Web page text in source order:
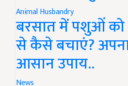
Animal Husbandry
बरसात में पशुओं को
से कैसे बचाएं?
आसान उपाय..
News